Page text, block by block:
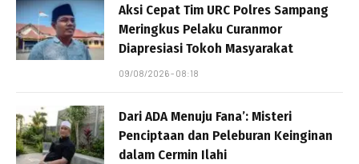
Aksi Cepat Tim URC Polres Sampang
Meringkus Pelaku Curanmor
Diapresiasi Tokoh Masyarakat
09/08/2026 - 08:18
Dari ADA Menuju Fana’: Misteri
Penciptaan dan Peleburan Keinginan
dalam Cermin Ilahi